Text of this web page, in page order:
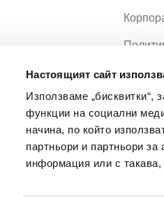
Настоящият сайт
Използваме „бисквитки“,
функции на социални
начина, по който
партньори и партньори
информация или с такава,
Често